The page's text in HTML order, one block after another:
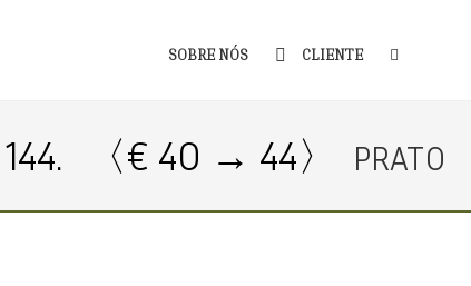
SOBRE NÓS CLIENTE
144. 〈€ 40 → 44〉 PRATO